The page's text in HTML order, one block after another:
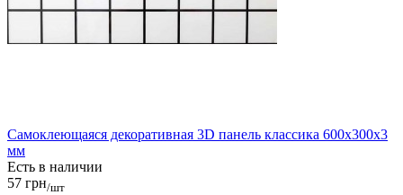
Самоклеющаяся декоративная 3D панель классика 600x300x3
мм
Есть в наличии
57 грн/шт